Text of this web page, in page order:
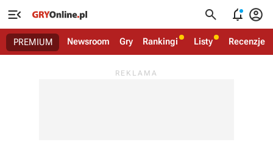
   
PREMIUM Newsroom Gry Rankingi Listy Recenzje